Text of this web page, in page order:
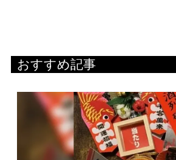
おすすめ記事